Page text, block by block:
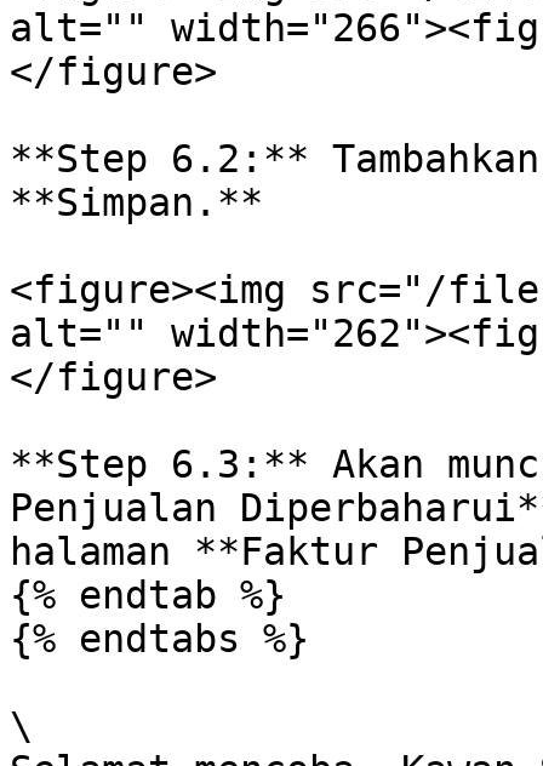
alt=""
</figure>
**Step 6.2:**
**Simpan.**
<figure><img src="/files/
alt=""
</figure>
**Step 6.3:** Akan
Penjualan
halaman **Faktur
{% endtab %}
{% endtabs %}
\